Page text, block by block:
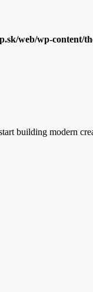
web/wp-
building modern